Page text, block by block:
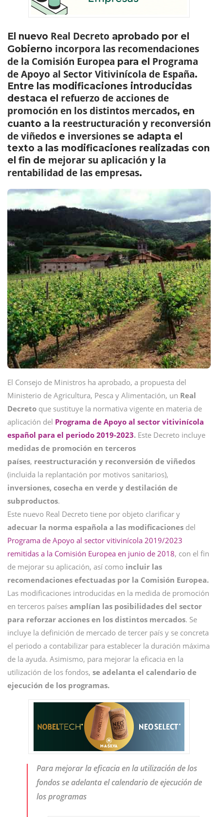
El nuevo Real Decreto aprobado por el
Gobierno incorpora las recomendaciones
de la Comisión Europea para el Programa
de Apoyo al Sector Vitivinícola de España.
Entre las modificaciones introducidas
destaca el refuerzo de acciones de
promoción en los distintos mercados, en
cuanto a la reestructuración y reconversión
de viñedos e inversiones se adapta el
texto a las modificaciones realizadas con
el fin de mejorar su aplicación y la
rentabilidad de las empresas.
El Consejo de Ministros ha aprobado, a propuesta del
Ministerio de Agricultura, Pesca y Alimentación, un Real
Decreto que sustituye la normativa vigente en materia de
aplicación del Programa de Apoyo al sector vitivinícola
español para el periodo 2019-2023. Este Decreto incluye
medidas de promoción en terceros
países, reestructuración y reconversión de viñedos
(incluida la replantación por motivos sanitarios),
inversiones, cosecha en verde y destilación de
subproductos.
Este nuevo Real Decreto tiene por objeto clarificar y
adecuar la norma española a las modificaciones del
Programa de Apoyo al sector vitivinícola 2019/2023
remitidas a la Comisión Europea en junio de 2018, con el fin
de mejorar su aplicación, así como incluir las
recomendaciones efectuadas por la Comisión Europea.
Las modificaciones introducidas en la medida de promoción
en terceros países amplían las posibilidades del sector
para reforzar acciones en los distintos mercados. Se
incluye la definición de mercado de tercer país y se concreta
el periodo a contabilizar para establecer la duración máxima
de la ayuda. Asimismo, para mejorar la eficacia en la
utilización de los fondos, se adelanta el calendario de
ejecución de los programas.
Para mejorar la eficacia en la utilización de los
fondos se adelanta el calendario de ejecución de
los programas